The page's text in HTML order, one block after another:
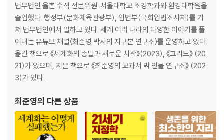
법무법인 율촌 수석 전문위원. 서울대학교 조경학과와 환경대학원을
졸업했다. 행정부(문화체육관광부), 입법부(국회입법조사처)를 거
쳐 법무법인에서 일하고 있다. 세계 여러 나라의 다양한 이야기를 풀
어내는 유튜브 채널〈최준영 박사의 지구본 연구소〉를 운영하고 있다.
옮긴 책으로 《세계화의 종말과 새로운 시작》(2023), 《그리드》 (20
21)가 있으며, 지은 책으로 《최준영의 교과서 밖 인물 연구소》 (202
3)가 있다.
최준영의 다른 상품